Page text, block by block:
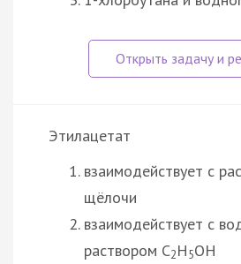
Этилацетат
взаимодействует с
щёлочи
взаимодействует с
раствором C2H5OH